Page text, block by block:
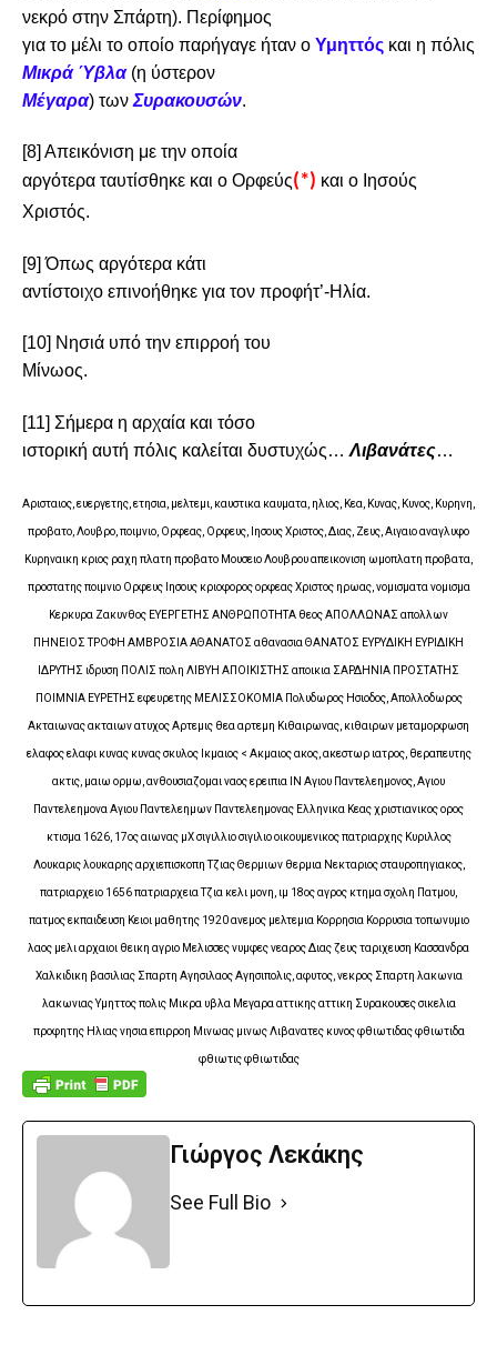
νεκρό στην Σπάρτη). Περίφημος
για το μέλι το οποίο παρήγαγε ήταν ο Υμηττός και η πόλις
Μικρά Ύβλα(η ύστερον
Μέγαρα) των Συρακουσών.
[8] Απεικόνιση με την οποία
αργότερα ταυτίσθηκε και ο Ορφεύς(*) και ο Ιησούς
Χριστός.
[9] Όπως αργότερα κάτι
αντίστοιχο επινοήθηκε για τον προφήτ’-Ηλία.
[10] Νησιά υπό την επιρροή του
Μίνωος.
[11] Σήμερα η αρχαία και τόσο
ιστορική αυτή πόλις καλείται δυστυχώς… Λιβανάτες…
Αρισταιος, ευεργετης, ετησια, μελτεμι, καυστικα καυματα, ηλιος, Κεα, Κυνας, Κυνος, Κυρηνη,
προβατο, Λουβρο, ποιμνιο, Ορφεας, Ορφευς, Ιησους Χριστος, Διας, Ζευς, Αιγαιο αναγλυφο
Κυρηναικη κριος ραχη πλατη προβατο Μουσειο Λουβρου απεικονιση ωμοπλατη προβατα,
προστατης ποιμνιο Ορφευς Ιησους κριοφορος ορφεας Χριστος ηρωας, νομισματα νομισμα
Κερκυρα Ζακυνθος ΕΥΕΡΓΕΤΗΣ ΑΝΘΡΩΠΟΤΗΤΑ θεος ΑΠΟΛΛΩΝΑΣ απολλων
ΠΗΝΕΙΟΣ ΤΡΟΦΗ ΑΜΒΡΟΣΙΑ ΑΘΑΝΑΤΟΣ αθανασια ΘΑΝΑΤΟΣ ΕΥΡΥΔΙΚΗ ΕΥΡΙΔΙΚΗ
ΙΔΡΥΤΗΣ ιδρυση ΠΟΛΙΣ πολη ΛΙΒΥΗ ΑΠΟΙΚΙΣΤΗΣ αποικια ΣΑΡΔΗΝΙΑ ΠΡΟΣΤΑΤΗΣ
ΠΟΙΜΝΙΑ ΕΥΡΕΤΗΣ εφευρετης ΜΕΛΙΣΣΟΚΟΜΙΑ Πολυδωρος Ησιοδος, Απολλοδωρος
Ακταιωνας ακταιων ατυχος Αρτεμις θεα αρτεμη Κιθαιρωνας, κιθαιρων μεταμορφωση
ελαφος ελαφι κυνας κυνας σκυλος Ικμαιος < Ακμαιος ακος, ακεστωρ ιατρος, θεραπευτης
ακτις, μαιω ορμω, ανθουσιαζομαι ναος ερειπια ΙΝ Αγιου Παντελεημονος, Αγιου
Παντελεημονα Αγιου Παντελεημων Παντελεημονας Ελληνικα Κεας χριστιανικος ορος
κτισμα 1626, 17ος αιωνας μΧ σιγιλλιο σιγιλιο οικουμενικος πατριαρχης Κυριλλος
Λουκαρις λουκαρης αρχιεπισκοπη Τζιας Θερμιων θερμια Νεκταριος σταυροπηγιακος,
πατριαρχειο 1656 πατριαρχεια Τζια κελι μονη, ιμ 18ος αγρος κτημα σχολη Πατμου,
πατμος εκπαιδευση Κειοι μαθητης 1920 ανεμος μελτεμια Κορρησια Κορρυσια τοπωνυμιο
λαος μελι αρχαιοι θεικη αγριο Μελισσες νυμφες νεαρος Διας ζευς ταριχευση Κασσανδρα
Χαλκιδικη βασιλιας Σπαρτη Αγησιλαος Αγησιπολις, αφυτος, νεκρος Σπαρτη λακωνια
λακωνιας Υμηττος πολις Μικρα υβλα Μεγαρα αττικης αττικη Συρακουσες σικελια
προφητης Ηλιας νησια επιρροη Μινωας μινως Λιβανατες κυνος φθιωτιδας φθιωτιδα
φθιωτις φθιωτιδας
Γιώργος Λεκάκης
See Full Bio